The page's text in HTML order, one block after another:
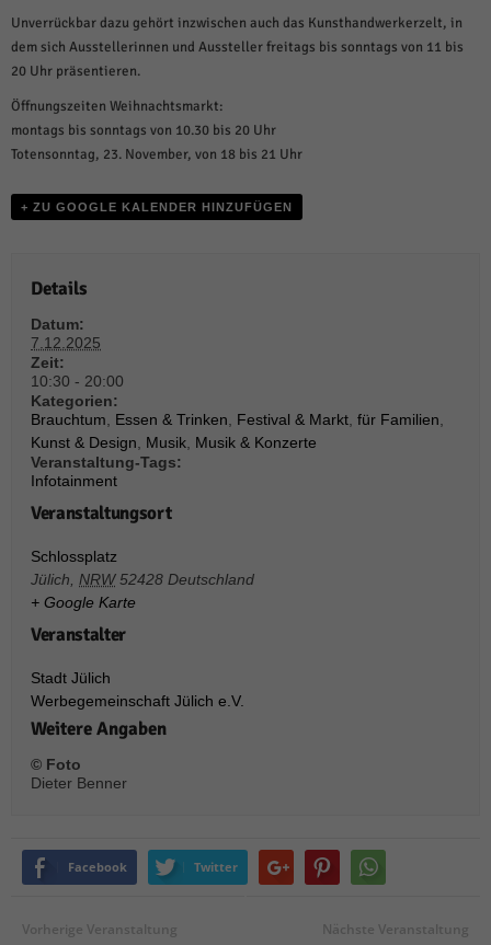
Unverrückbar dazu gehört inzwischen auch das Kunsthandwerkerzelt, in
dem sich Ausstellerinnen und Aussteller freitags bis sonntags von 11 bis
20 Uhr präsentieren.
Öffnungszeiten Weihnachtsmarkt:
montags bis sonntags von 10.30 bis 20 Uhr
Totensonntag, 23. November, von 18 bis 21 Uhr
+ ZU GOOGLE KALENDER HINZUFÜGEN
Details
Datum:
7.12.2025
Zeit:
10:30 - 20:00
Kategorien:
Brauchtum, Essen & Trinken, Festival & Markt,für Familien,
Kunst & Design, Musik, Musik & Konzerte
Veranstaltung-Tags:
Infotainment
Veranstaltungsort
Schlossplatz
Jülich, NRW 52428 Deutschland
+ Google Karte
Veranstalter
Stadt Jülich
Werbegemeinschaft Jülich e.V.
Weitere Angaben
© Foto
Dieter Benner
Facebook Twitter
Vorherige Veranstaltung Nächste Veranstaltung
auswählen.
Alle akzeptieren
Datenschutzeinstellungen
Essenziell (1)
einwandfreie Funktion der Website erforderlich.
Statistiken (1)
Statistik Cookies erfassen Informationen anonym. Diese Informationen helfen
uns zu verstehen, wie unsere Besucher unsere Website nutzen.
Marketing (1)
Marketing-Cookies werden von Drittanbietern oder Publishern verwendet,
um personalisierte Werbung anzuzeigen. Sie tun dies, indem sie Besucher
über Websites hinweg verfolgen.
Cookie-Informationen anzeigen
Externe Medien (6)
Inhalte von Videoplattformen und Social-Media-Plattformen werden
standardmäßig blockiert. Wenn Cookies von externen Medien akzeptiert
werden, bedarf der Zugriff auf diese Inhalte keiner manuellen Einwilligung
Cookie-Informationen anzeigen
powered by Borlabs Cookie